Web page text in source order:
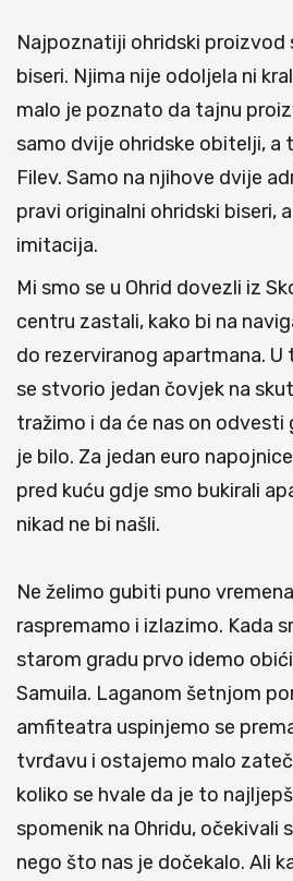
Najpoznatiji ohridski proizvod
biseri. Njima nije odoljela ni
malo je poznato da tajnu
samo dvije ohridske obitelji, a
Filev. Samo na njihove dvije
pravi originalni ohridski biseri,
imitacija.
Mi smo se u Ohrid dovezli iz
centru zastali, kako bi na
do rezerviranog apartmana. U
se stvorio jedan čovjek na
tražimo i da će nas on odvesti
je bilo. Za jedan euro
pred kuću gdje smo bukirali
nikad ne bi našli.
Ne želimo gubiti puno
raspremamo i izlazimo. Kada
starom gradu prvo idemo
Samuila. Laganom šetnjom
amfiteatra uspinjemo se
tvrđavu i ostajemo malo
koliko se hvale da je to
spomenik na Ohridu, očekivali
nego što nas je dočekalo. Ali